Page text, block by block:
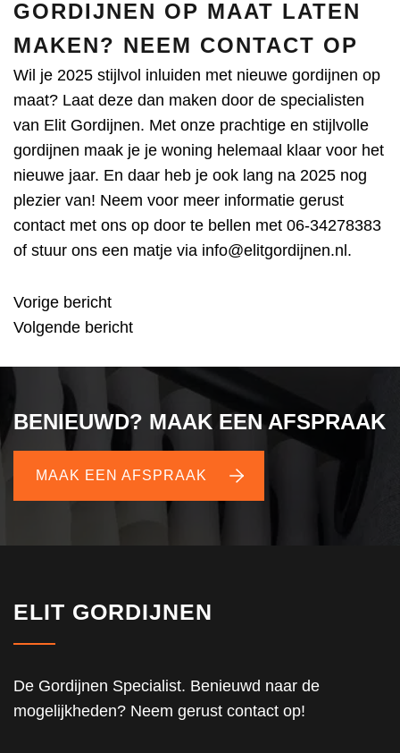
GORDIJNEN OP MAAT LATEN
MAKEN? NEEM CONTACT OP
Wil je 2025 stijlvol inluiden met nieuwe gordijnen op
maat? Laat deze dan maken door de specialisten
van Elit Gordijnen. Met onze prachtige en stijlvolle
gordijnen maak je je woning helemaal klaar voor het
nieuwe jaar. En daar heb je ook lang na 2025 nog
plezier van! Neem voor meer informatie gerust
contact met ons op door te bellen met 06-34278383
of stuur ons een matje via info@elitgordijnen.nl.
BERICHT
NAVIGATIE
Vorige bericht
Volgende bericht
BENIEUWD? MAAK EEN AFSPRAAK
MAAK EEN AFSPRAAK
ELIT GORDIJNEN
De Gordijnen Specialist. Benieuwd naar de
mogelijkheden? Neem gerust contact op!